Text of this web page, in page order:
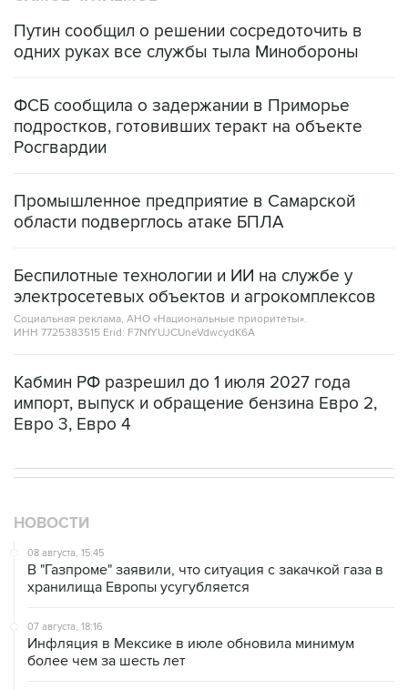
Путин сообщил о решении сосредоточить в
одних руках все службы тыла Минобороны
ФСБ сообщила о задержании в Приморье
подростков, готовивших теракт на объекте
Росгвардии
Промышленное предприятие в Самарской
области подверглось атаке БПЛА
Беспилотные технологии и ИИ на службе у
электросетевых объектов и агрокомплексов
Социальная реклама, АНО «Национальные приоритеты».
ИНН 7725383515 Erid: F7NfYUJCUneVdwcydK6A
Кабмин РФ разрешил до 1 июля 2027 года
импорт, выпуск и обращение бензина Евро 2,
Евро 3, Евро 4
НОВОСТИ
08 августа, 15:45
В "Газпроме" заявили, что ситуация с закачкой газа в
хранилища Европы усугубляется
07 августа, 18:16
Инфляция в Мексике в июле обновила минимум
более чем за шесть лет